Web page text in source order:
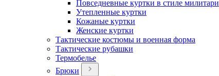
Повседневные куртки в стиле милитари
Утепленные куртки
Кожаные куртки
Женские куртки
Тактические костюмы и военная форма
Тактические рубашки
Термобелье
Брюки